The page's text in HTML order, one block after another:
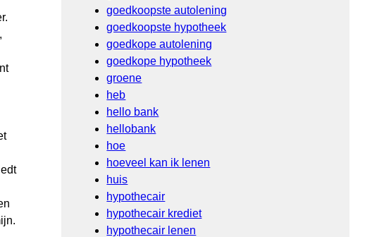
goedkoopste autolening
goedkoopste hypotheek
goedkope autolening
goedkope hypotheek
groene
heb
hello bank
hellobank
hoe
hoeveel kan ik lenen
huis
hypothecair
hypothecair krediet
hypothecair lenen